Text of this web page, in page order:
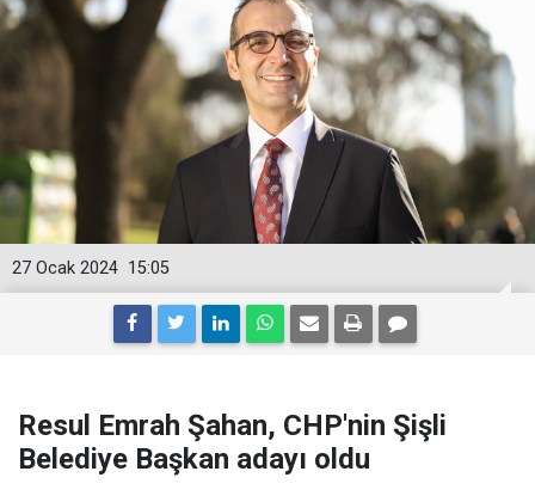
15:05
27 Ocak 2024
Resul Emrah Şahan, CHP'nin Şişli
Belediye Başkan adayı oldu